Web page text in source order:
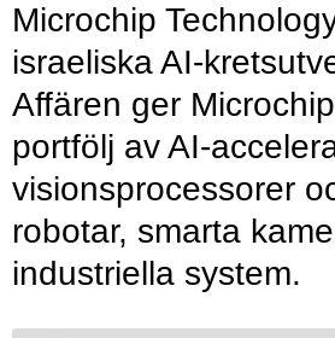
Microchip
israeliska AI-
Affären ger
portfölj av AI-
visionsprocessorer
robotar, smarta
industriella system.